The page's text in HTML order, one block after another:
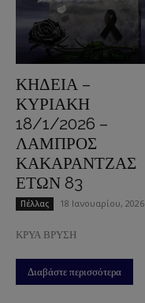
ΚΗΔΕΙΑ –
ΚΥΡΙΑΚΗ
18/1/2026 –
ΛΑΜΠΡΟΣ
ΚΑΚΑΡΑΝΤΖΑΣ
ΕΤΩΝ 83
Πέλλας 18 Ιανουαρίου, 2026
ΚΡΥΑ ΒΡΥΣΗ
Διαβάστε περισσότερα